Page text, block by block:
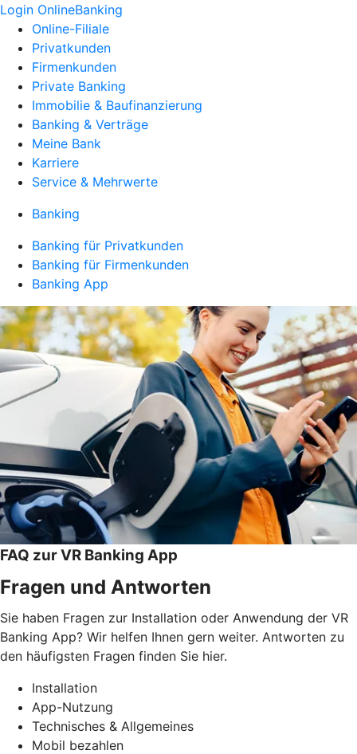
Login OnlineBanking
Online-Filiale
Privatkunden
Firmenkunden
Private Banking
Immobilie & Baufinanzierung
Banking & Verträge
Meine Bank
Karriere
Service & Mehrwerte
Banking
Banking für Privatkunden
Banking für Firmenkunden
Banking App
FAQ zur VR Banking App
Fragen und Antworten
Sie haben Fragen zur Installation oder Anwendung der VR
Banking App? Wir helfen Ihnen gern weiter. Antworten zu
den häufigsten Fragen finden Sie hier.
Installation
App-Nutzung
Technisches & Allgemeines
Mobil bezahlen